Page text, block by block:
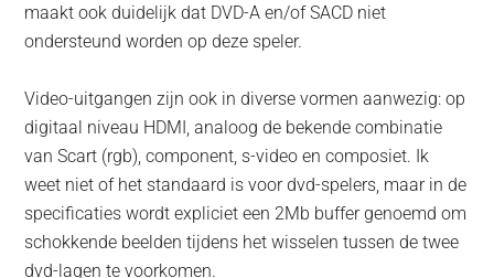
maakt ook duidelijk dat DVD-A en/of SACD niet
ondersteund worden op deze speler.
Video-uitgangen zijn ook in diverse vormen aanwezig: op
digitaal niveau HDMI, analoog de bekende combinatie
van Scart (rgb), component, s-video en composiet. Ik
weet niet of het standaard is voor dvd-spelers, maar in de
specificaties wordt expliciet een 2Mb buffer genoemd om
schokkende beelden tijdens het wisselen tussen de twee
dvd-lagen te voorkomen.